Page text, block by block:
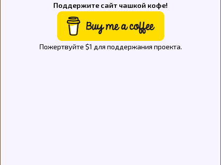
Поддержите сайт чашкой кофе!
Пожертвуйте $1 для поддержания проекта.